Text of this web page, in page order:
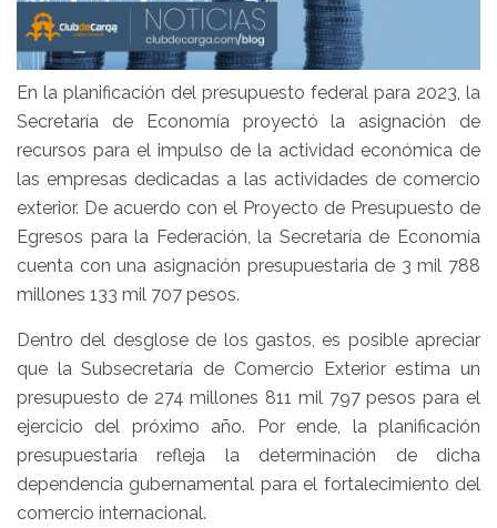
En la planificación del presupuesto federal para 2023, la
Secretaría de Economía proyectó la asignación de
recursos para el impulso de la actividad económica de
las empresas dedicadas a las actividades de comercio
exterior. De acuerdo con el Proyecto de Presupuesto de
Egresos para la Federación, la Secretaría de Economía
cuenta con una asignación presupuestaria de 3 mil 788
millones 133 mil 707 pesos.
Dentro del desglose de los gastos, es posible apreciar
que la Subsecretaría de Comercio Exterior estima un
presupuesto de 274 millones 811 mil 797 pesos para el
ejercicio del próximo año. Por ende, la planificación
presupuestaria refleja la determinación de dicha
dependencia gubernamental para el fortalecimiento del
comercio internacional.